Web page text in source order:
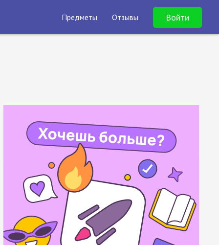
Предметы Отзывы Войти